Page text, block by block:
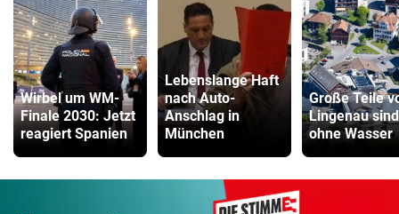
Wirbel um WM-
Finale 2030: Jetzt
reagiert Spanien
Lebenslange Haft
nach Auto-
Anschlag in
München
Große Teile
Lingenau sind
ohne Wasser